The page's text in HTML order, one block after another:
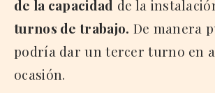
de la capacidad de la
turnos de trabajo. De manera
podría dar un tercer turno en
ocasión.